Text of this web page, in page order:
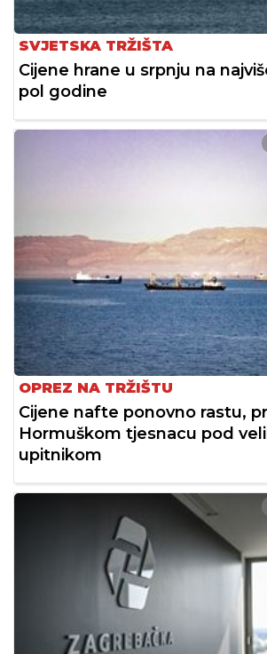
SVJETSKA TRŽIŠTA
Cijene hrane u srpnju na
pol godine
OPREZ NA TRŽIŠTU
Cijene nafte ponovno rastu,
Hormuškom tjesnacu pod
upitnikom